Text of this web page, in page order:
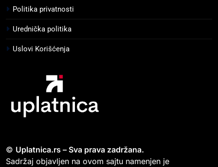
Politika privatnosti
Urednička politika
Uslovi Korišćenja
© Uplatnica.rs – Sva prava zadržana.
Sadržaj objavljen na ovom sajtu namenjen je